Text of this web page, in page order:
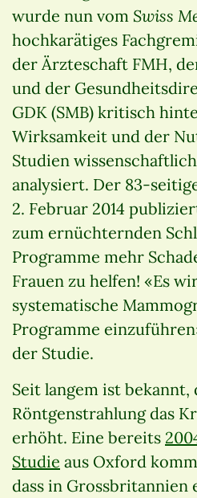
wurde nun vom Swiss
hochkarätiges
der Ärzteschaft FMH,
und der
GDK (SMB) kritisch
Wirksamkeit und der
Studien
analysiert. Der 83-
2. Februar 2014
zum ernüchternden
Programme mehr
Frauen zu helfen! «Es
systematische
Programme
der Studie.
Seit langem ist bekannt,
Röntgenstrahlung das
erhöht. Eine bereits
Studie aus Oxford
dass in Grossbritannien